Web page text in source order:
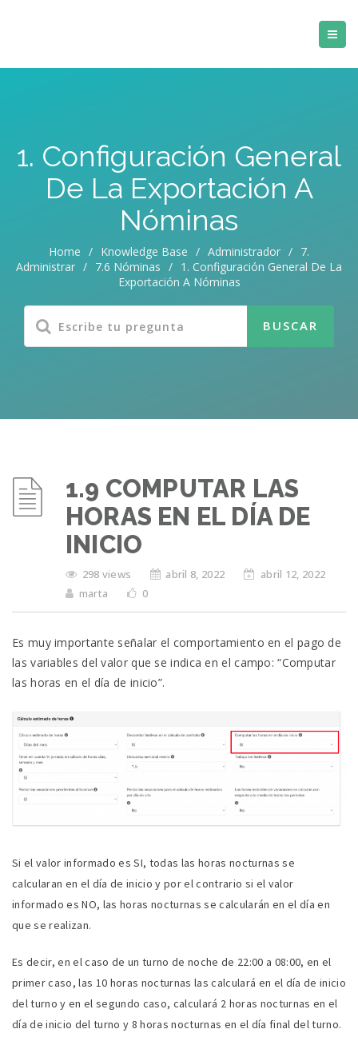
1. Configuración General
De La Exportación A
Nóminas
Home / Knowledge Base / Administrador / 7.
Administrar / 7.6 Nóminas / 1. Configuración General De La
Exportación A Nóminas
1.9 COMPUTAR LAS
HORAS EN EL DÍA DE
INICIO
298 views abril 8, 2022
abril 12, 2022
marta
0
Es muy importante señalar el comportamiento en el pago de
las variables del valor que se indica en el campo: “Computar
las horas en el día de inicio”.
Si el valor informado es SI, todas las horas nocturnas se
calcularan en el día de inicio y por el contrario si el valor
informado es NO, las horas nocturnas se calcularán en el día en
que se realizan.
Es decir, en el caso de un turno de noche de 22:00 a 08:00, en el
primer caso, las 10 horas nocturnas las calculará en el día de inicio
del turno y en el segundo caso, calculará 2 horas nocturnas en el
día de inicio del turno y 8 horas nocturnas en el día final del turno.